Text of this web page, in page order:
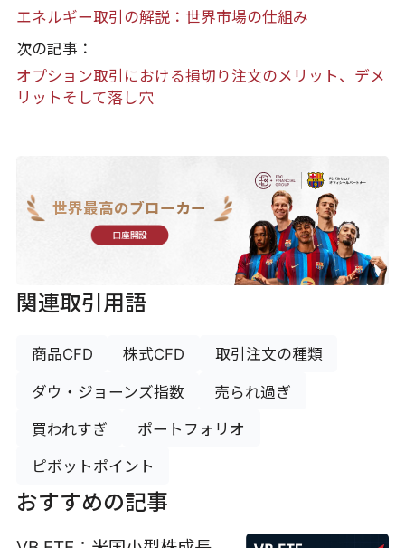
エネルギー取引の解説：世界市場の仕組み
次の記事：
オプション取引における損切り注文のメリット、デメ
リットそして落し穴
世界最高のブローカー
口座開設
関連取引用語
商品CFD 株式CFD 取引注文の種類
ダウ・ジョーンズ指数 売られ過ぎ
買われすぎ ポートフォリオ
ピボットポイント
おすすめの記事